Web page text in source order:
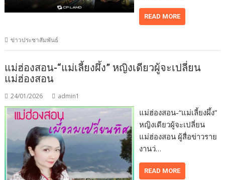
READ MORE
ข่าวประชาสัมพันธ์
แม่ฮ่องสอน-“แม่เลี้ยงผึ้ง” หญิงเดียวผู้จะเปลี่ยน
แม่ฮ่องสอน
24/01/2026 admin1
แม่ฮ่องสอน-“แม่เลี้ยงผึ้ง”
หญิงเดียวผู้จะเปลี่ยน
แม่ฮ่องสอน ผู้สื่อข่าวราย
งานว่…
READ MORE